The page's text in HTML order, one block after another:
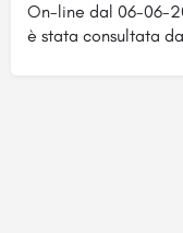
On-line dal 06-06-
è stata consultata